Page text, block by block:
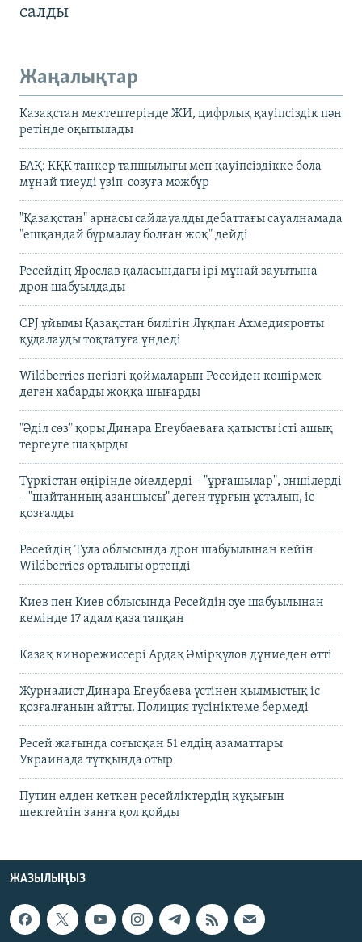
салды
Жаңалықтар
Қазақстан мектептерінде ЖИ, цифрлық қауіпсіздік пән
ретінде оқытылады
БАҚ: КҚК танкер тапшылығы мен қауіпсіздікке бола
мұнай тиеуді үзіп-созуға мәжбүр
"Қазақстан" арнасы сайлауалды дебаттағы сауалнамада
"ешқандай бұрмалау болған жоқ" дейді
Ресейдің Ярослав қаласындағы ірі мұнай зауытына
дрон шабуылдады
CPJ ұйымы Қазақстан билігін Лұқпан Ахмедияровты
қудалауды тоқтатуға үндеді
Wildberries негізгі қоймаларын Ресейден көшірмек
деген хабарды жоққа шығарды
"Әділ сөз" қоры Динара Егеубаеваға қатысты істі ашық
тергеуге шақырды
Түркістан өңірінде әйелдерді – "ұрғашылар", әншілерді
– "шайтанның азаншысы" деген тұрғын ұсталып, іс
қозғалды
Ресейдің Тула облысында дрон шабуылынан кейін
Wildberries орталығы өртенді
Киев пен Киев облысында Ресейдің әуе шабуылынан
кемінде 17 адам қаза тапқан
Қазақ кинорежиссері Ардақ Әмірқұлов дүниеден өтті
Журналист Динара Егеубаева үстінен қылмыстық іс
қозғалғанын айтты. Полиция түсініктеме бермеді
Ресей жағында соғысқан 51 елдің азаматтары
Украинада тұтқында отыр
Путин елден кеткен ресейліктердің құқығын
шектейтін заңға қол қойды
ЖАЗЫЛЫҢЫЗ